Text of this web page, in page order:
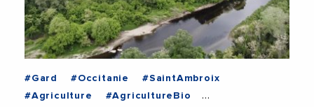
#Gard #Occitanie
#SaintAmbroix
#Agriculture
#AgricultureBio